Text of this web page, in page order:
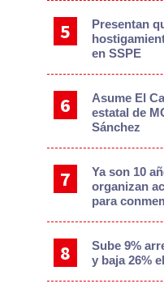
Presentan
en SSPE
Asume El
estatal de
Sánchez
Ya son 10
organizan
para
Sube 9%
y baja 26%